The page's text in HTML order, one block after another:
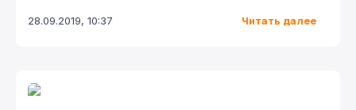
28.09.2019, 10:37 Читать далее